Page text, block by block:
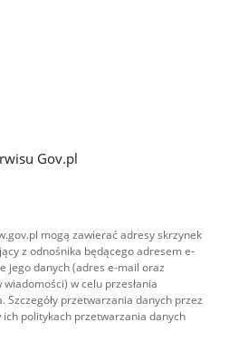
Gov.pl
mogą zawierać adresy skrzynek
z odnośnika będącego adresem e-
jego danych (adres e-mail oraz
w celu przesłania
Szczegóły przetwarzania danych przez
politykach przetwarzania danych